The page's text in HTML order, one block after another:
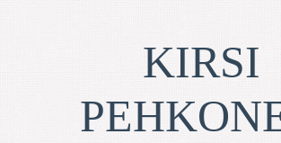
KIRSI